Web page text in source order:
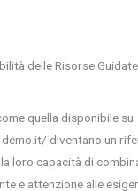
delle Risorse
quella disponibile su
diventano un
loro capacità di
e attenzione alle